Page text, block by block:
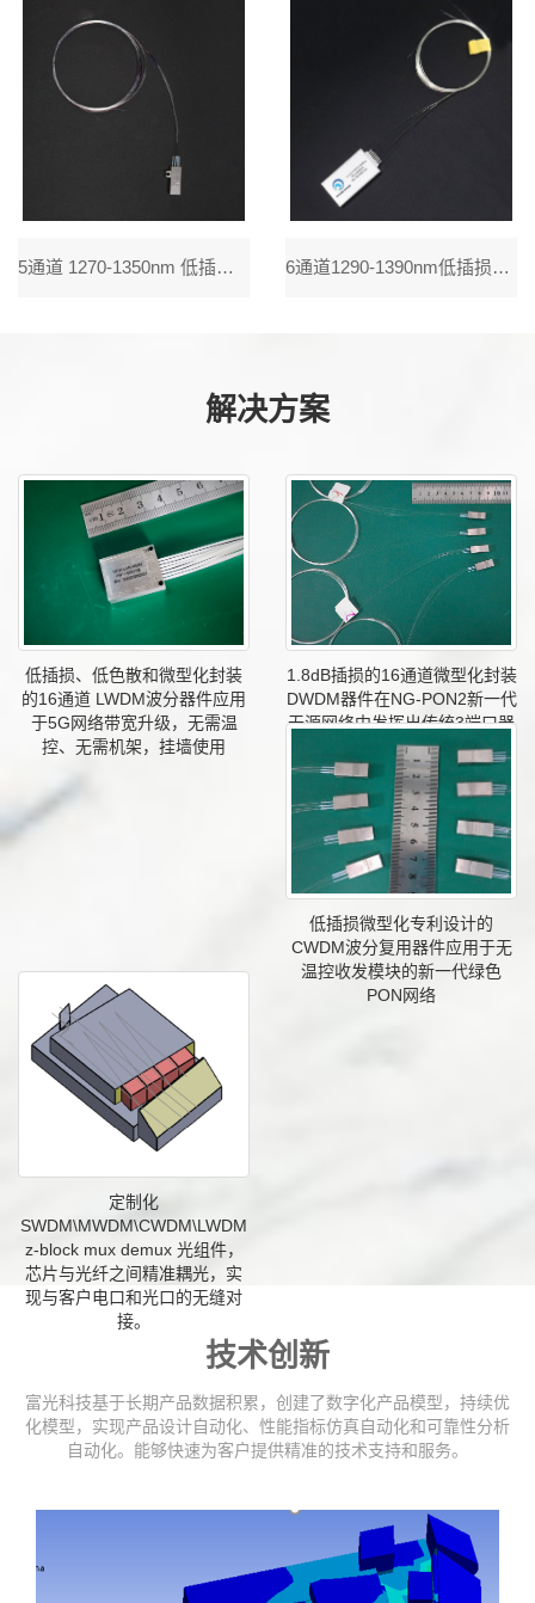
5通道 1270-1350nm 低插损工业温度CWDM Mux Demux 粗波分复用器件，典型插损1.0dB，光路无胶，单个通道波长精准可调，单侧出纤，抗侧拉光纤保护设计，可伐材料高气密性激光焊接封 6通道1290-1390nm低插损工业温度CWDM Mux Demux 粗波分复用器件，典型插损1.0dB，光路无胶，单个通道波长精准可调，单侧出纤，抗侧拉光纤保护设计，可伐材料高气密性激光焊接封装
解决方案
低插损、低色散和微型化封装
的16通道 LWDM波分器件应用
于5G网络带宽升级，无需温
控、无需机架，挂墙使用
1.8dB插损的16通道微型化封装
DWDM器件在NG-PON2新一代
无源网络中发挥出传统3端口器
件无法比拟的优势
低插损微型化专利设计的
CWDM波分复用器件应用于无
温控收发模块的新一代绿色
PON网络
定制化
SWDM\MWDM\CWDM\LWDM
z-block mux demux 光组件，
芯片与光纤之间精准耦光，实
现与客户电口和光口的无缝对
接。
技术创新
富光科技基于长期产品数据积累，创建了数字化产品模型，持续优
化模型，实现产品设计自动化、性能指标仿真自动化和可靠性分析
自动化。能够快速为客户提供精准的技术支持和服务。